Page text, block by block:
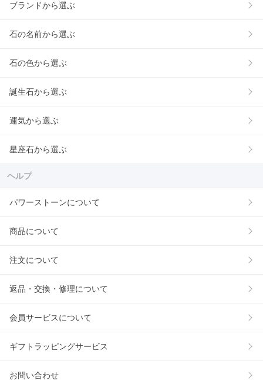
ブランドから選ぶ
石の名前から選ぶ
石の色から選ぶ
誕生石から選ぶ
運気から選ぶ
星座石から選ぶ
ヘルプ
パワーストーンについて
商品について
注文について
返品・交換・修理について
会員サービスについて
ギフトラッピングサービス
お問い合わせ